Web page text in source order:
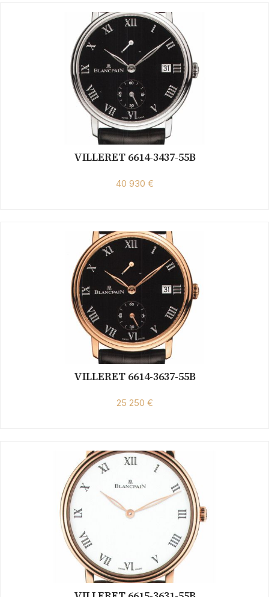
VILLERET 6614-3437-55B
40 930 €
VILLERET 6614-3637-55B
25 250 €